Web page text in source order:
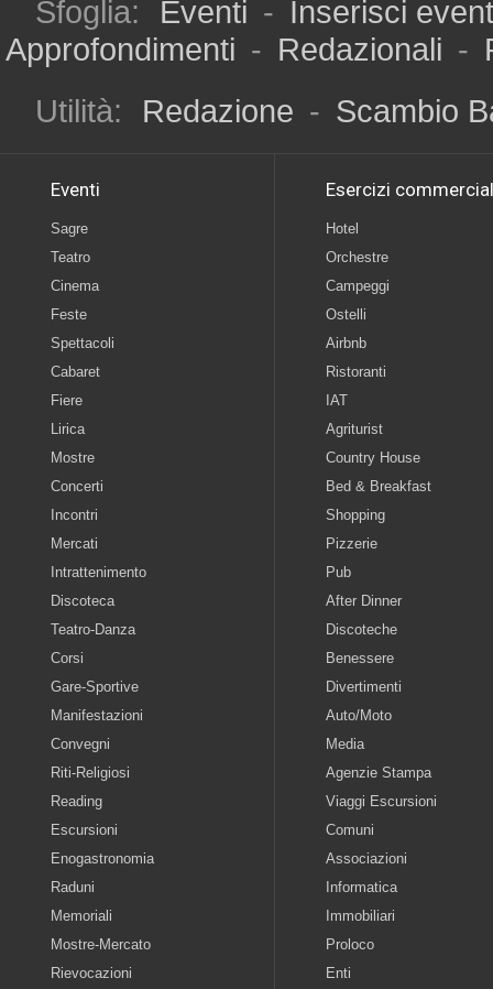
Sfoglia: Eventi - Inserisci
Approfondimenti - Redazionali -
Utilità:
Redazione - Scambio
Eventi
Sagre
Teatro
Cinema
Feste
Spettacoli
Cabaret
Fiere
Lirica
Mostre
Concerti
Incontri
Mercati
Intrattenimento
Discoteca
Teatro-Danza
Corsi
Gare-Sportive
Manifestazioni
Convegni
Riti-Religiosi
Reading
Escursioni
Enogastronomia
Raduni
Memoriali
Mostre-Mercato
Rievocazioni
Esercizi
Hotel
Orchestre
Campeggi
Ostelli
Airbnb
Ristoranti
IAT
Agriturist
Country House
Bed & Breakfast
Shopping
Pizzerie
Pub
After Dinner
Discoteche
Benessere
Divertimenti
Auto/Moto
Media
Agenzie Stampa
Viaggi Escursioni
Comuni
Associazioni
Informatica
Immobiliari
Proloco
Enti